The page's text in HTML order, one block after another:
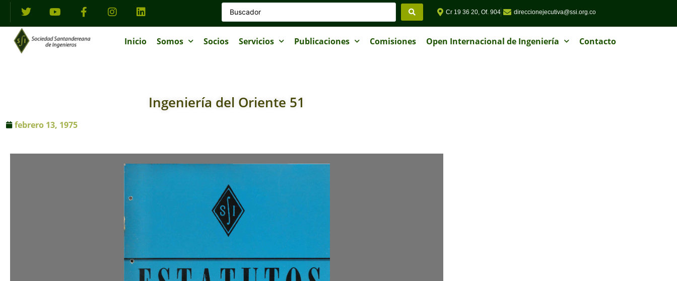
Cr 19 36 20, Of. 904 direccionejecutiva@ssi.org.co
Inicio Somos Socios Servicios Publicaciones Comisiones Open Internacional de Ingeniería Contacto
Ingeniería del Oriente 51
febrero 13, 1975